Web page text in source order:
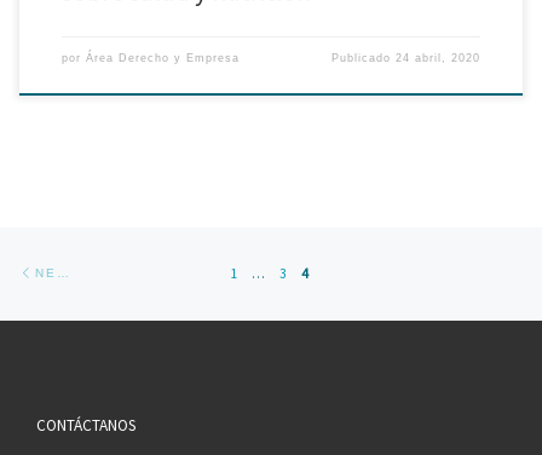
por Área Derecho y Empresa Publicado 24 abril, 2020
1 … 3 4
CONTÁCTANOS